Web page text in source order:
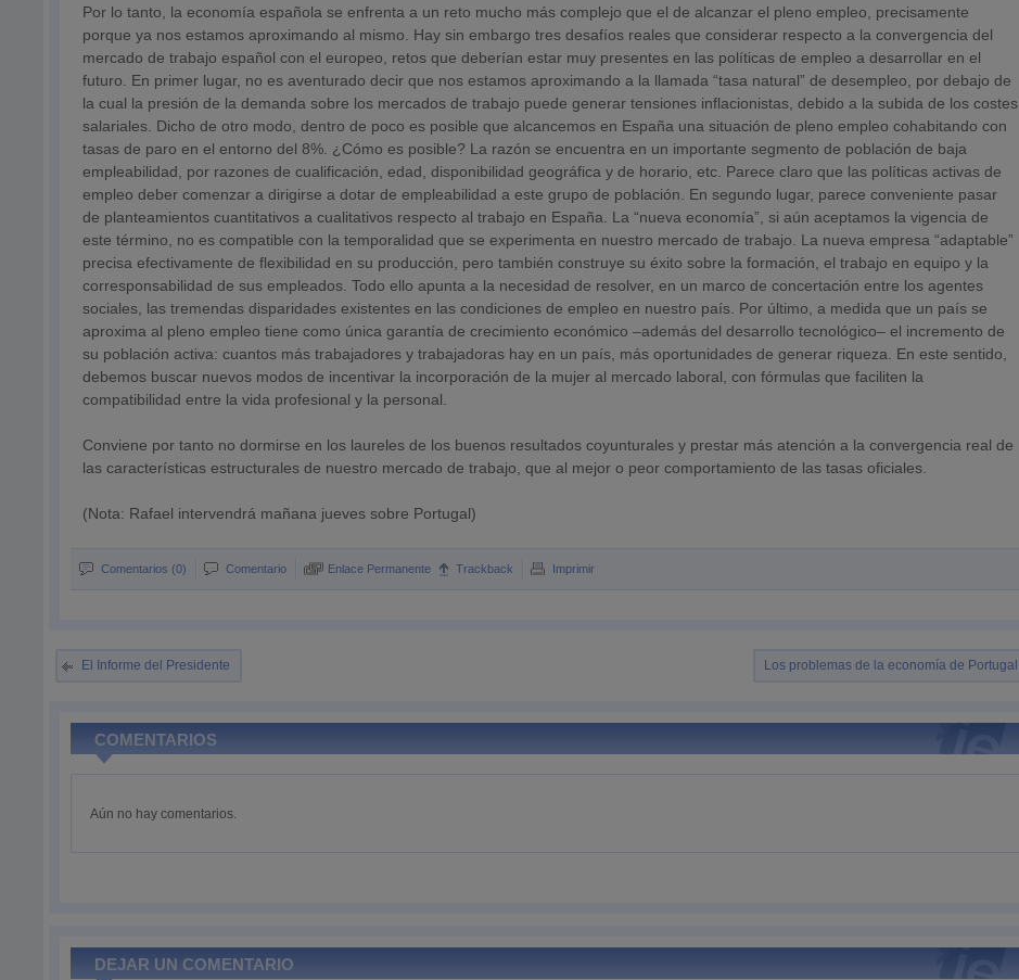
Por lo tanto, la economía española se enfrenta a un reto mucho más complejo que el de alcanzar el pleno empleo, precisamente
porque ya nos estamos aproximando al mismo. Hay sin embargo tres desafíos reales que considerar respecto a la convergencia del
mercado de trabajo español con el europeo, retos que deberían estar muy presentes en las políticas de empleo a desarrollar en el
futuro. En primer lugar, no es aventurado decir que nos estamos aproximando a la llamada “tasa natural” de desempleo, por debajo de
la cual la presión de la demanda sobre los mercados de trabajo puede generar tensiones inflacionistas, debido a la subida de los costes
salariales. Dicho de otro modo, dentro de poco es posible que alcancemos en España una situación de pleno empleo cohabitando con
tasas de paro en el entorno del 8%. ¿Cómo es posible? La razón se encuentra en un importante segmento de población de baja
empleabilidad, por razones de cualificación, edad, disponibilidad geográfica y de horario, etc. Parece claro que las políticas activas de
empleo deber comenzar a dirigirse a dotar de empleabilidad a este grupo de población. En segundo lugar, parece conveniente pasar
de planteamientos cuantitativos a cualitativos respecto al trabajo en España. La “nueva economía”, si aún aceptamos la vigencia de
este término, no es compatible con la temporalidad que se experimenta en nuestro mercado de trabajo. La nueva empresa “adaptable”
precisa efectivamente de flexibilidad en su producción, pero también construye su éxito sobre la formación, el trabajo en equipo y la
corresponsabilidad de sus empleados. Todo ello apunta a la necesidad de resolver, en un marco de concertación entre los agentes
sociales, las tremendas disparidades existentes en las condiciones de empleo en nuestro país. Por último, a medida que un país se
aproxima al pleno empleo tiene como única garantía de crecimiento económico –además del desarrollo tecnológico– el incremento de
su población activa: cuantos más trabajadores y trabajadoras hay en un país, más oportunidades de generar riqueza. En este sentido,
debemos buscar nuevos modos de incentivar la incorporación de la mujer al mercado laboral, con fórmulas que faciliten la
compatibilidad entre la vida profesional y la personal.
Conviene por tanto no dormirse en los laureles de los buenos resultados coyunturales y prestar más atención a la convergencia real de
las características estructurales de nuestro mercado de trabajo, que al mejor o peor comportamiento de las tasas oficiales.
(Nota: Rafael intervendrá mañana jueves sobre Portugal)
Comentarios (0) Comentario Enlace Permanente Trackback Imprimir
El Informe del Presidente Los problemas de la economía de Portugal
COMENTARIOS
Aún no hay comentarios.
DEJAR UN COMENTARIO